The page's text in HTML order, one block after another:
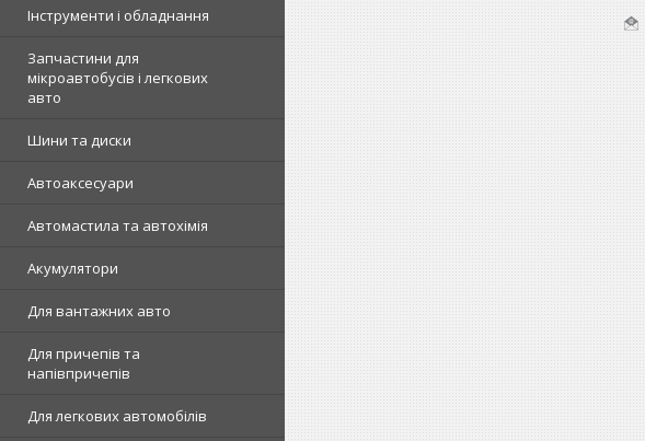
Інструменти і обладнання
Запчастини для
мікроавтобусів і легкових
авто
Шини та диски
Автоаксесуари
Автомастила та автохімія
Акумулятори
Для вантажних авто
Для причепів та
напівпричепів
Для легкових автомобілів